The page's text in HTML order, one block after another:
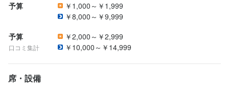
予算
￥1,000～￥1,999
￥8,000～￥9,999
予算
口コミ集計
￥2,000～￥2,999
￥10,000～￥14,999
席・設備
東京都目黒区上目黒2-16-1 リードシー中目黒 4F
連絡先
036-303-3190